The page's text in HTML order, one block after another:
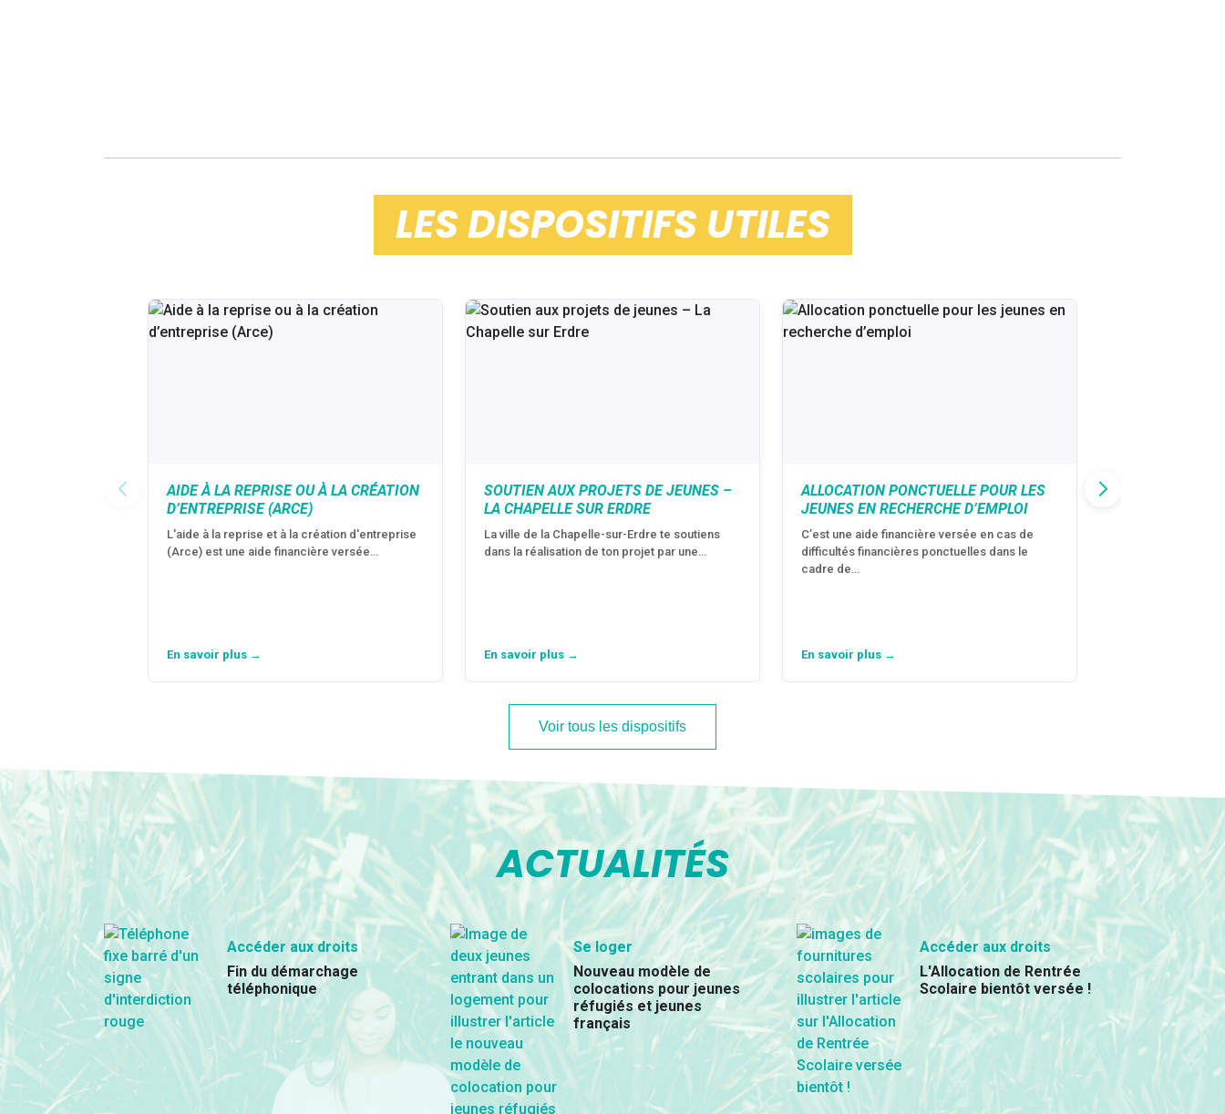
LES DISPOSITIFS UTILES
AIDE À LA REPRISE OU À LA CRÉATION
D’ENTREPRISE (ARCE)
L'aide à la reprise et à la création d'entreprise
(Arce) est une aide financière versée…
En savoir plus →
SOUTIEN AUX PROJETS DE JEUNES –
LA CHAPELLE SUR ERDRE
La ville de la Chapelle-sur-Erdre te soutiens
dans la réalisation de ton projet par une…
En savoir plus →
ALLOCATION PONCTUELLE POUR LES
JEUNES EN RECHERCHE D’EMPLOI
C’est une aide financière versée en cas de
difficultés financières ponctuelles dans le
cadre de…
En savoir plus →
Voir tous les dispositifs
ACTUALITÉS
Accéder aux droits
Fin du démarchage
téléphonique
Se loger
Nouveau modèle de
colocations pour jeunes
réfugiés et jeunes
français
Accéder aux droits
L'Allocation de Rentrée
Scolaire bientôt versée !